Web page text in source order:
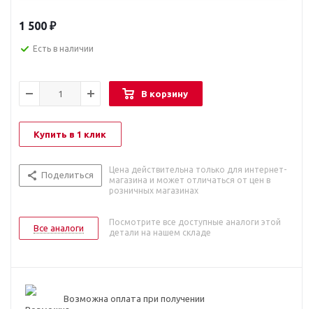
1 500 ₽
Есть в наличии
В корзину
Купить в 1 клик
Поделиться
Цена действительна только для интернет-
магазина и может отличаться от цен в
розничных магазинах
Все аналоги
Посмотрите все доступные аналоги этой
детали на нашем складе
Возможна оплата при получении